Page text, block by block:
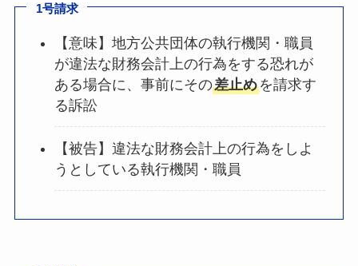
1号請求
【意味】地方公共団体の執行機関・職員
が違法な財務会計上の行為をする恐れが
ある場合に、事前にその差止めを請求す
る訴訟
【被告】違法な財務会計上の行為をしよ
うとしている執行機関・職員